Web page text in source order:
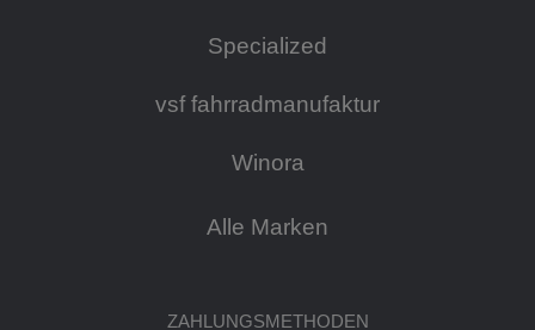
Specialized
vsf fahrradmanufaktur
Winora
Alle Marken
ZAHLUNGSMETHODEN